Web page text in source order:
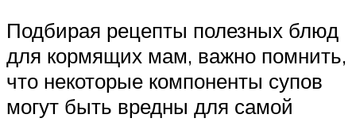
Подбирая рецепты полезных блюд
для кормящих мам, важно помнить,
что некоторые компоненты супов
могут быть вредны для самой